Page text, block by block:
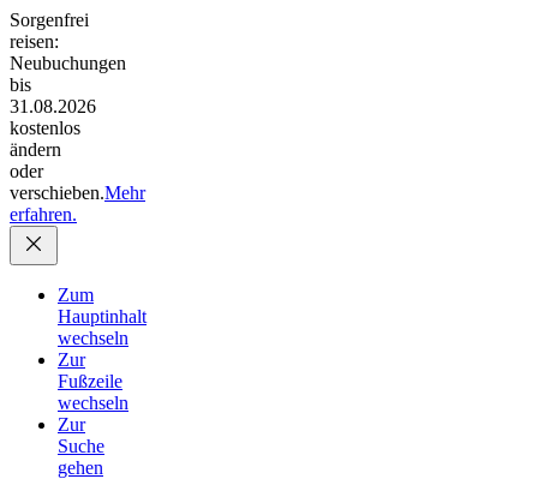
Sorgenfrei
reisen:
Neubuchungen
bis
31.08.2026
kostenlos
ändern
oder
verschieben.Mehr
erfahren.
Zum
Hauptinhalt
wechseln
Zur
Fußzeile
wechseln
Zur
Suche
gehen